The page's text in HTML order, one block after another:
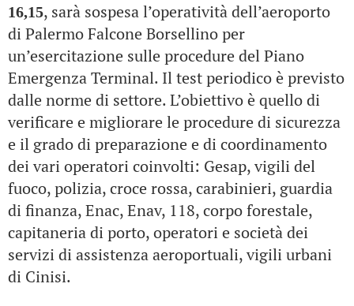
16,15, sarà sospesa l’operatività dell’aeroporto
di Palermo Falcone Borsellino per
un’esercitazione sulle procedure del Piano
Emergenza Terminal. Il test periodico è previsto
dalle norme di settore. L’obiettivo è quello di
verificare e migliorare le procedure di sicurezza
e il grado di preparazione e di coordinamento
dei vari operatori coinvolti: Gesap, vigili del
fuoco, polizia, croce rossa, carabinieri, guardia
di finanza, Enac, Enav, 118, corpo forestale,
capitaneria di porto, operatori e società dei
servizi di assistenza aeroportuali, vigili urbani
di Cinisi.